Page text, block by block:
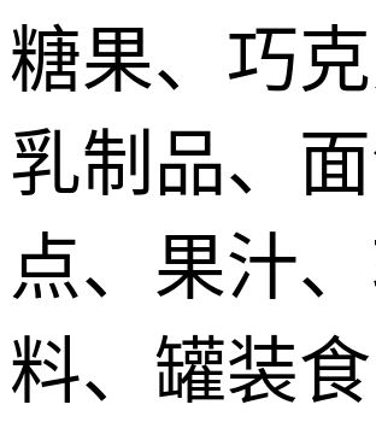
糖果、巧克
乳制品、
点、果汁
料、罐装食